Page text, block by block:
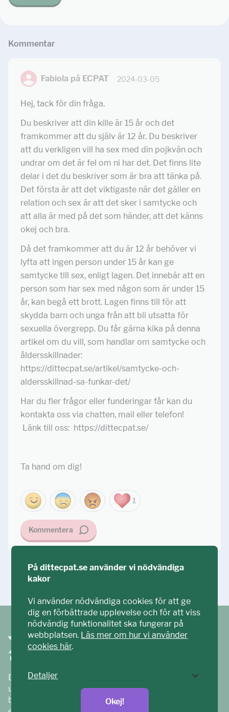
Kommentar
Fabiola på ECPAT 2024-03-05
Hej, tack för din fråga.
Du beskriver att din kille är 15 år och det
framkommer att du själv är 12 år. Du beskriver
att du verkligen vill ha sex med din pojkvän och
undrar om det är fel om ni har det. Det finns lite
delar i det du beskriver som är bra att tänka på.
Det första är att det viktigaste när det gäller en
relation och sex är att det sker i samtycke och
att alla är med på det som händer, att det känns
okej och bra.
Då det framkommer att du är 12 år behöver vi
lyfta att ingen person under 15 år kan ge
samtycke till sex, enligt lagen. Det innebär att en
person som har sex med någon som är under 15
år, kan begå ett brott. Lagen finns till för att
skydda barn och unga från att bli utsatta för
sexuella övergrepp. Du får gärna kika på denna
artikel om du vill, som handlar om samtycke och
åldersskillnader:
https://dittecpat.se/artikel/samtycke-och-
aldersskillnad-sa-funkar-det/
Har du fler frågor eller funderingar får kan du
kontakta oss via chatten, mail eller telefon!
Länk till oss: https://dittecpat.se/
Ta hand om dig!
1
Kommentera
Ditt ECPAT har tagits fram tillsammans med barn och
unga. Vi är en del av ECPAT Sverige – en
barnrättsorganisation som arbetar mot sexuell
På dittecpat.se använder vi nödvändiga
kakor
Vi använder nödvändiga cookies för att ge
dig en förbättrade upplevelse och för att viss
nödvändig funktionalitet ska fungerar på
webbplatsen. Läs mer om hur vi använder
cookies här.
Detaljer
Okej!